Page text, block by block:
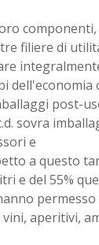
componenti,
filiere di
dell'economia
post-
sovra
e
a questo
e del 55%
aperitivi,